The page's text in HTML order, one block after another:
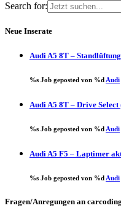
Search for:
Neue Inserate
Audi A5 8T –
%s Job geposted von %d Audi
Audi A5 8T – Drive
%s Job geposted von %d Audi
Audi A5 F5 – Laptimer
%s Job geposted von %d Audi
Fragen/Anregungen an